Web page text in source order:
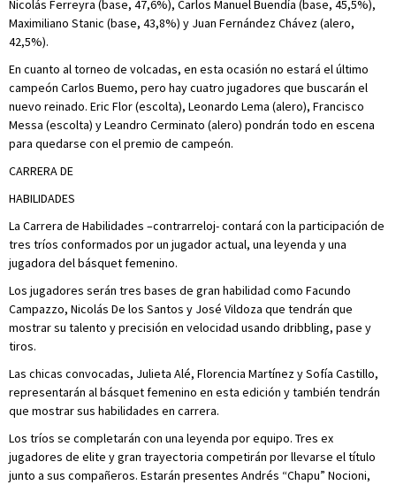
Nicolás Ferreyra (base, 47,6%), Carlos Manuel Buendía (base, 45,5%),
Maximiliano Stanic (base, 43,8%) y Juan Fernández Chávez (alero,
42,5%).
En cuanto al torneo de volcadas, en esta ocasión no estará el último
campeón Carlos Buemo, pero hay cuatro jugadores que buscarán el
nuevo reinado. Eric Flor (escolta), Leonardo Lema (alero), Francisco
Messa (escolta) y Leandro Cerminato (alero) pondrán todo en escena
para quedarse con el premio de campeón.
CARRERA DE
HABILIDADES
La Carrera de Habilidades –contrarreloj- contará con la participación de
tres tríos conformados por un jugador actual, una leyenda y una
jugadora del básquet femenino.
Los jugadores serán tres bases de gran habilidad como Facundo
Campazzo, Nicolás De los Santos y José Vildoza que tendrán que
mostrar su talento y precisión en velocidad usando dribbling, pase y
tiros.
Las chicas convocadas, Julieta Alé, Florencia Martínez y Sofía Castillo,
representarán al básquet femenino en esta edición y también tendrán
que mostrar sus habilidades en carrera.
Los tríos se completarán con una leyenda por equipo. Tres ex
jugadores de elite y gran trayectoria competirán por llevarse el título
junto a sus compañeros. Estarán presentes Andrés “Chapu” Nocioni,